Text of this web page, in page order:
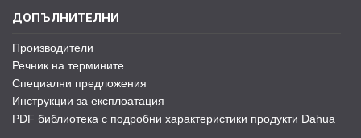
ДОПЪЛНИТЕЛНИ
Производители
Речник на термините
Специални предложения
Инструкции за експлоатация
PDF библиотека с подробни характеристики продукти Dahua